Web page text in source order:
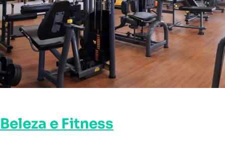
Beleza e Fitness